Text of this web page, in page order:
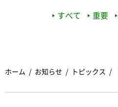
すべて 重要
ホーム お知らせ トピックス